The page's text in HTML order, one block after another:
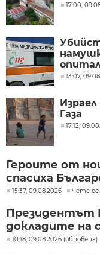
17:00,
13:07,
Газа
17:12,
Героите от
спасиха
15:37, 09.08.2026 Чете се
Президентът
докладите на
10:18, 09.08.2026 (обновена)